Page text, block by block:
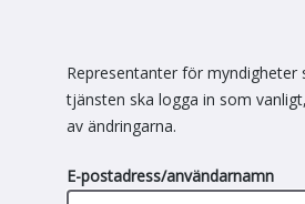
Representanter för myndigheter
tjänsten ska logga in som
av ändringarna.
E-postadress/användarnamn